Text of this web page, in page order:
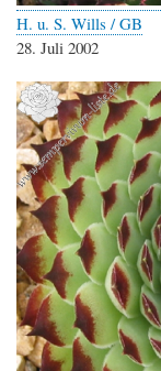
H. u. S. Wills / GB
28. Juli 2002